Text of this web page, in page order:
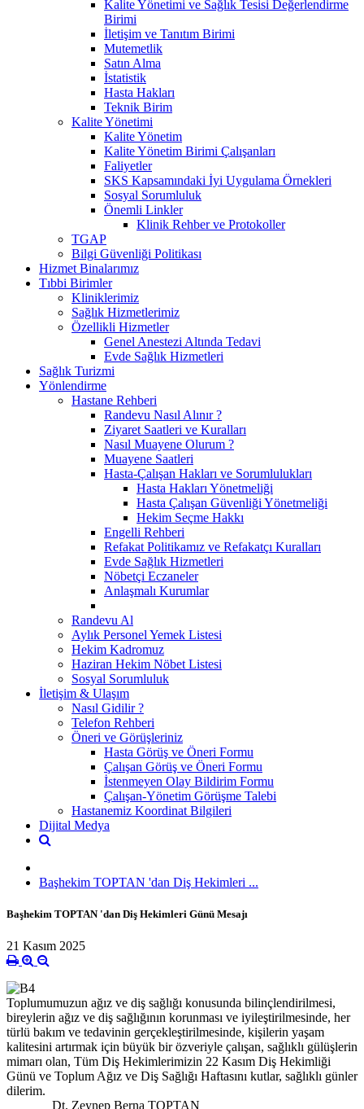
Kalite Yönetimi ve Sağlık Tesisi Değerlendirme
Birimi
İletişim ve Tanıtım Birimi
Mutemetlik
Satın Alma
İstatistik
Hasta Hakları
Teknik Birim
Kalite Yönetimi
Kalite Yönetim
Kalite Yönetim Birimi Çalışanları
Faliyetler
SKS Kapsamındaki İyi Uygulama Örnekleri
Sosyal Sorumluluk
Önemli Linkler
Klinik Rehber ve Protokoller
TGAP
Bilgi Güvenliği Politikası
Hizmet Binalarımız
Tıbbi Birimler
Kliniklerimiz
Sağlık Hizmetlerimiz
Özellikli Hizmetler
Genel Anestezi Altında Tedavi
Evde Sağlık Hizmetleri
Sağlık Turizmi
Yönlendirme
Hastane Rehberi
Randevu Nasıl Alınır ?
Ziyaret Saatleri ve Kuralları
Nasıl Muayene Olurum ?
Muayene Saatleri
Hasta-Çalışan Hakları ve Sorumlulukları
Hasta Hakları Yönetmeliği
Hasta Çalışan Güvenliği Yönetmeliği
Hekim Seçme Hakkı
Engelli Rehberi
Refakat Politikamız ve Refakatçı Kuralları
Evde Sağlık Hizmetleri
Nöbetçi Eczaneler
Anlaşmalı Kurumlar
Randevu Al
Aylık Personel Yemek Listesi
Hekim Kadromuz
Haziran Hekim Nöbet Listesi
Sosyal Sorumluluk
İletişim & Ulaşım
Nasıl Gidilir ?
Telefon Rehberi
Öneri ve Görüşleriniz
Hasta Görüş ve Öneri Formu
Çalışan Görüş ve Öneri Formu
İstenmeyen Olay Bildirim Formu
Çalışan-Yönetim Görüşme Talebi
Hastanemiz Koordinat Bilgileri
Dijital Medya
Başhekim TOPTAN 'dan Diş Hekimleri ...
Başhekim TOPTAN 'dan Diş Hekimleri Günü Mesajı
21 Kasım 2025
Toplumumuzun ağız ve diş sağlığı konusunda bilinçlendirilmesi,
bireylerin ağız ve diş sağlığının korunması ve iyileştirilmesinde, her
türlü bakım ve tedavinin gerçekleştirilmesinde, kişilerin yaşam
kalitesini artırmak için büyük bir özveriyle çalışan, sağlıklı gülüşlerin
mimarı olan, Tüm Diş Hekimlerimizin 22 Kasım Diş Hekimliği
Günü ve Toplum Ağız ve Diş Sağlığı Haftasını kutlar, sağlıklı günler
dilerim.
Dt. Zeynep Berna TOPTAN